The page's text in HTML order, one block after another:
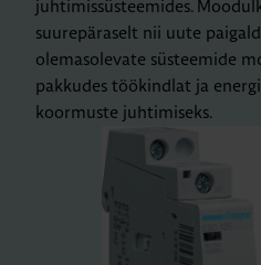
juhtimissüsteemides.
suurepäraselt nii uute
olemasolevate süsteemide
pakkudes töökindlat ja
koormuste juhtimiseks.